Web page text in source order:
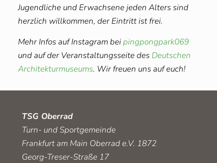
Jugendliche und Erwachsene jeden Alters sind
herzlich willkommen, der Eintritt ist frei.
Mehr Infos auf Instagram beipingpongpark069
und auf der Veranstaltungsseite des Deutschen
Architekturmuseums. Wir freuen uns auf euch!
TSG Oberrad
Turn- und Sportgemeinde
Frankfurt am Main Oberrad e.V. 1872
Georg-Treser-Straße 17